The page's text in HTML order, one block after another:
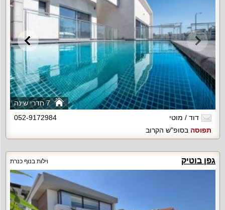
7 חדרי שינה
דוד / מוטי
052-9172984
תפוסה בסופ"ש הקרוב
גפן בוטיק וילות בנוף כנרת